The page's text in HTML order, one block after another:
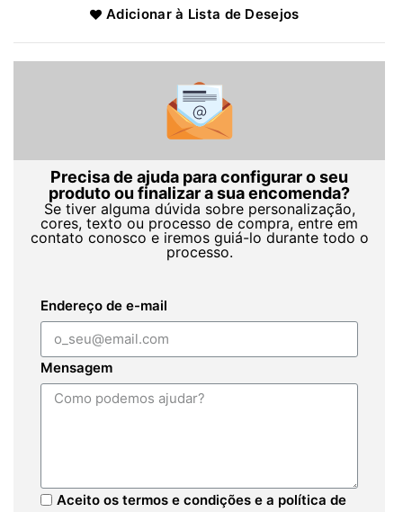
Adicionar à Lista de Desejos
Precisa de ajuda para configurar o seu
produto ou finalizar a sua encomenda?
Se tiver alguma dúvida sobre personalização,
cores, texto ou processo de compra, entre em
contato conosco e iremos guiá-lo durante todo o
processo.
Endereço de e-mail
Mensagem
Aceito os termos e condições e a política de